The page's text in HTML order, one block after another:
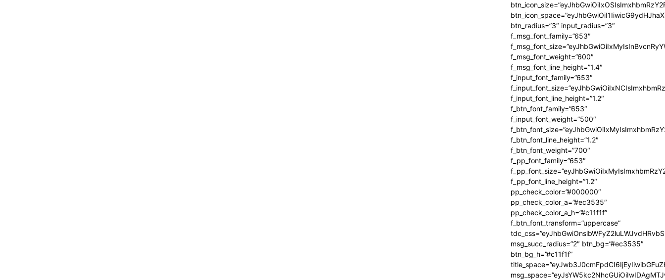
btn_radius=”3″ input_radius=”3″
f_msg_font_family=”653″
f_msg_font_weight=”600″
f_msg_font_line_height=”1.4″
f_input_font_family=”653″
f_input_font_line_height=”1.2″
f_btn_font_family=”653″
f_input_font_weight=”500″
f_btn_font_line_height=”1.2″
f_btn_font_weight=”700″
f_pp_font_family=”653″
f_pp_font_line_height=”1.2″
pp_check_color=”#000000″
pp_check_color_a=”#ec3535″
pp_check_color_a_h=”#c11f1f”
f_btn_font_transform=”uppercase”
msg_succ_radius=”2″ btn_bg=”#ec3535″
btn_bg_h=”#c11f1f”